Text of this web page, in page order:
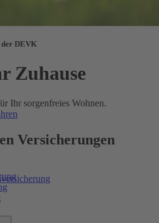
der DEVK
Zuhause
Ihr sorgenfreies Wohnen.
Versicherungen